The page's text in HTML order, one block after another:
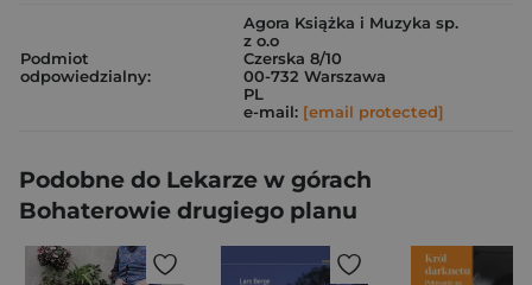
Podmiot
odpowiedzialny:
Agora Książka i Muzyka sp.
z o.o
Czerska 8/10
00-732 Warszawa
PL
e-mail: [email protected]
Podobne do Lekarze w górach
Bohaterowie drugiego planu